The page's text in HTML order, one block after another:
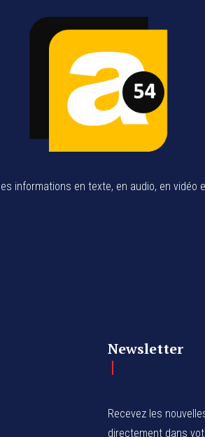
informations en texte, en audio, en
Newsletter
Recevez les
directement dans